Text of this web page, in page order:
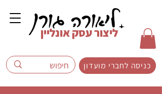
כניסה לחברי מועדון
ליצור עסק אונליין